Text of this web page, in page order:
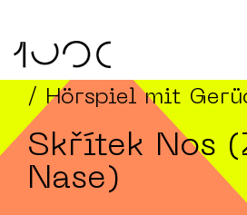
/ Hörspiel mit
Skřítek Nos
Nase)